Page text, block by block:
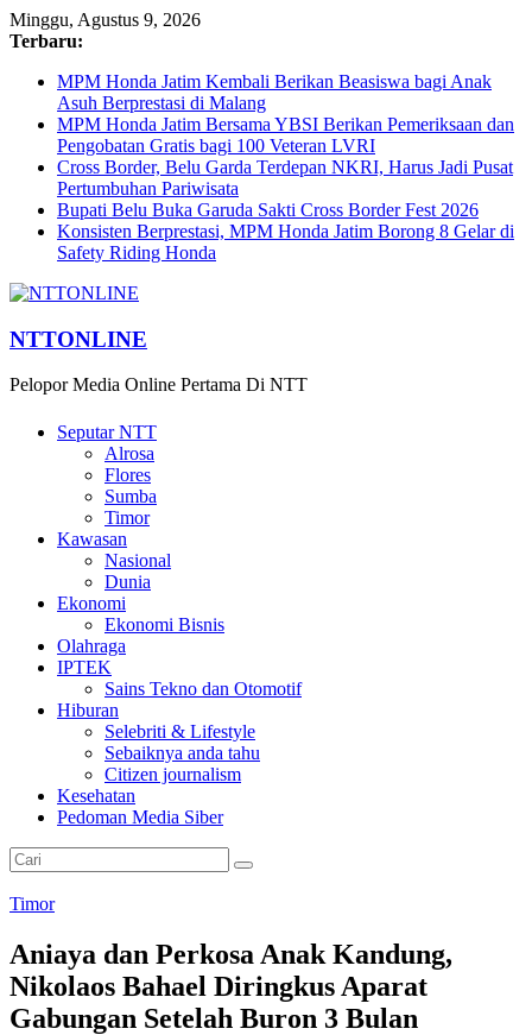
Minggu, Agustus 9, 2026
Terbaru:
MPM Honda Jatim Kembali Berikan Beasiswa bagi Anak
Asuh Berprestasi di Malang
MPM Honda Jatim Bersama YBSI Berikan Pemeriksaan dan
Pengobatan Gratis bagi 100 Veteran LVRI
Cross Border, Belu Garda Terdepan NKRI, Harus Jadi Pusat
Pertumbuhan Pariwisata
Bupati Belu Buka Garuda Sakti Cross Border Fest 2026
Konsisten Berprestasi, MPM Honda Jatim Borong 8 Gelar di
Safety Riding Honda
NTTONLINE
Pelopor Media Online Pertama Di NTT
Seputar NTT
Alrosa
Flores
Sumba
Timor
Kawasan
Nasional
Dunia
Ekonomi
Ekonomi Bisnis
Olahraga
IPTEK
Sains Tekno dan Otomotif
Hiburan
Selebriti & Lifestyle
Sebaiknya anda tahu
Citizen journalism
Kesehatan
Pedoman Media Siber
Timor
Aniaya dan Perkosa Anak Kandung,
Nikolaos Bahael Diringkus Aparat
Gabungan Setelah Buron 3 Bulan